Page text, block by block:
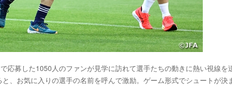
応募した1050人のファンが見学に訪れて選手たちの動きに熱い視線を
、お気に入りの選手の名前を呼んで激励。ゲーム形式でシュートが決